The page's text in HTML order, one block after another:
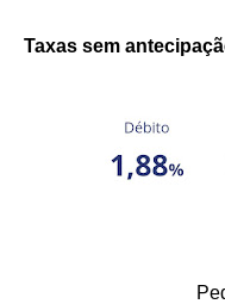
Taxas sem